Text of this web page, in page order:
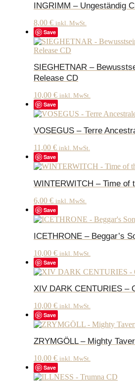
INGRIMM – Ungeständig
8,00 € inkl. MwSt.
Save
SIEGHETNAR –
Release CD
10,00 € inkl. MwSt.
Save
VOSEGUS – Terre
11,00 € inkl. MwSt.
Save
WINTERWITCH – Time of
6,00 € inkl. MwSt.
Save
ICETHRONE – Beggar’s
10,00 € inkl. MwSt.
Save
XIV DARK CENTURIES –
10,00 € inkl. MwSt.
Save
ZRYMGÖLL – Mighty
10,00 € inkl. MwSt.
Save